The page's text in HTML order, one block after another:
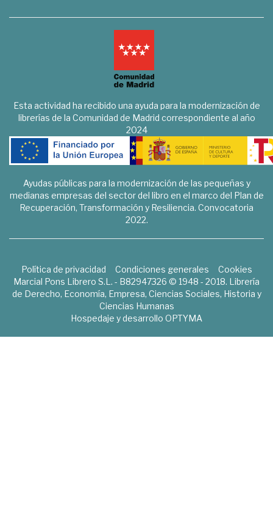
Esta actividad ha recibido una ayuda para la modernización de
librerías de la Comunidad de Madrid correspondiente al año
2024
Ayudas públicas para la modernización de las pequeñas y
medianas empresas del sector del libro en el marco del Plan de
Recuperación, Transformación y Resiliencia. Convocatoria
2022.
Política de privacidad Condiciones generales
Cookies
Marcial Pons Librero S.L. - B82947326 © 1948 - 2018. Librería
de Derecho, Economía, Empresa, Ciencias Sociales, Historia y
Ciencias Humanas
Hospedaje y desarrollo OPTYMA